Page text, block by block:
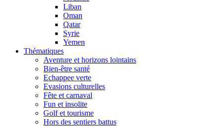
Liban
Oman
Qatar
Syrie
Yemen
Thématiques
Aventure et horizons lointains
Bien-être santé
Echappee verte
Evasions culturelles
Fête et carnaval
Fun et insolite
Golf et tourisme
Hors des sentiers battus